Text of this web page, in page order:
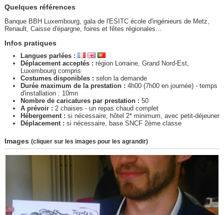
Quelques références
Banque BBH Luxembourg, gala de l'ESITC école d'ingénieurs de Metz,
Renault, Caisse d'épargne, foires et fêtes régionales…
Infos pratiques
Langues parlées :
Déplacement acceptés : région Lorraine, Grand Nord-Est,
Luxembourg compris
Costumes disponibles : selon la demande
Durée maximum de la prestation : 4h00 (7h00 en journée) - temps
d'installation : 10mn
Nombre de caricatures par prestation : 50
A prévoir : 2 chaises - un repas chaud complet
Hébergement : si nécessaire, hôtel 2* minimum, avec petit-déjeuner
Déplacement : si nécessaire, base SNCF 2ème classe
Images (cliquer sur les images pour les agrandir)